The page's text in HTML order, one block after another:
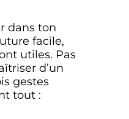
dans ton
facile,
utiles. Pas
d’un
gestes
tout :